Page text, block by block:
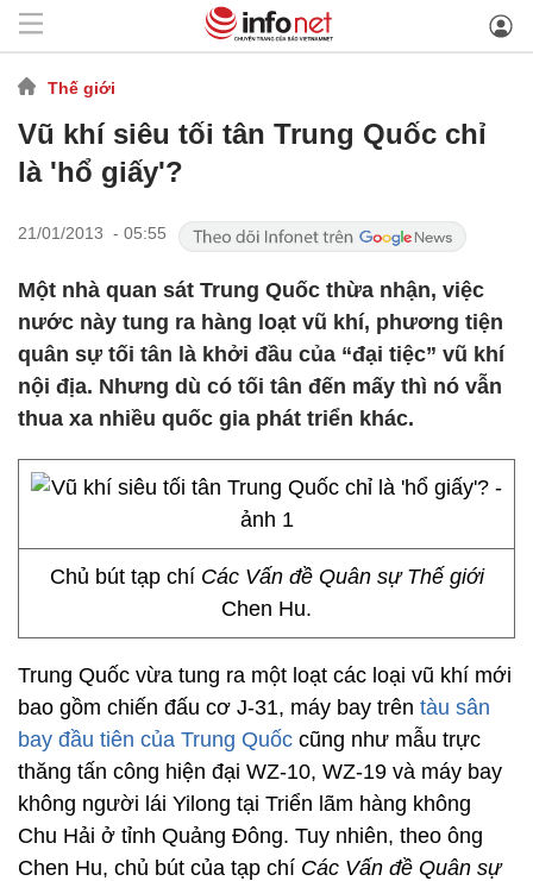
Thế giới
Vũ khí siêu tối tân Trung Quốc chỉ
là 'hổ giấy'?
21/01/2013 - 05:55
Một nhà quan sát Trung Quốc thừa nhận, việc
nước này tung ra hàng loạt vũ khí, phương tiện
quân sự tối tân là khởi đầu của “đại tiệc” vũ khí
nội địa. Nhưng dù có tối tân đến mấy thì nó vẫn
thua xa nhiều quốc gia phát triển khác.
Chủ bút tạp chí Các Vấn đề Quân sự Thế giới
Chen Hu.
Trung Quốc vừa tung ra một loạt các loại vũ khí mới
bao gồm chiến đấu cơ J-31, máy bay trên tàu sân
bay đầu tiên của Trung Quốc cũng như mẫu trực
thăng tấn công hiện đại WZ-10, WZ-19 và máy bay
không người lái Yilong tại Triển lãm hàng không
Chu Hải ở tỉnh Quảng Đông. Tuy nhiên, theo ông
Chen Hu, chủ bút của tạp chí Các Vấn đề Quân sự